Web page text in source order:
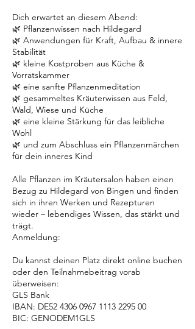
Dich erwartet an diesem Abend:
🌿 Pflanzenwissen nach Hildegard
🌿 Anwendungen für Kraft, Aufbau & innere
Stabilität
🌿 kleine Kostproben aus Küche &
Vorratskammer
🌿 eine sanfte Pflanzenmeditation
🌿 gesammeltes Kräuterwissen aus Feld,
Wald, Wiese und Küche
🌿 eine kleine Stärkung für das leibliche
Wohl
🌿 und zum Abschluss ein Pflanzenmärchen
für dein inneres Kind
Alle Pflanzen im Kräutersalon haben einen
Bezug zu Hildegard von Bingen und finden
sich in ihren Werken und Rezepturen
wieder – lebendiges Wissen, das stärkt und
trägt.
Anmeldung:
Du kannst deinen Platz direkt online buchen
oder den Teilnahmebeitrag vorab
überweisen:
GLS Bank
IBAN: DE52 4306 0967 1113 2295 00
BIC: GENODEM1GLS